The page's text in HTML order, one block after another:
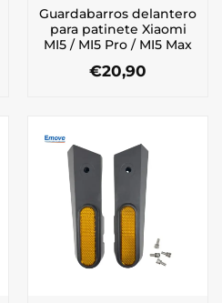
Guardabarros delantero
para patinete Xiaomi
MI5 / MI5 Pro / MI5 Max
€20,90